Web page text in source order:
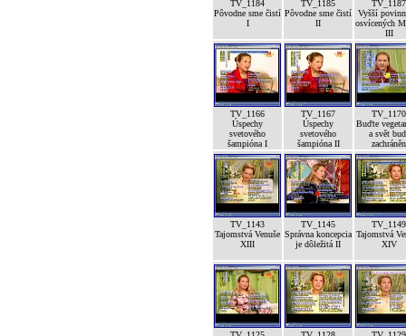
TV_1184
Pôvodne sme čistí
I
TV_1185
Pôvodne sme čistí
II
TV_1187
Vyšší
osvícených
III
TV_1166
Úspechy
svetového
šampióna I
TV_1167
Úspechy
svetového
šampióna II
TV_1170
Buďte
a svět
zachráněn
TV_1143
Tajomstvá Venuše
XIII
TV_1145
Správna koncepcia
je dôležitá II
TV_1149
Tajomstvá
XIV